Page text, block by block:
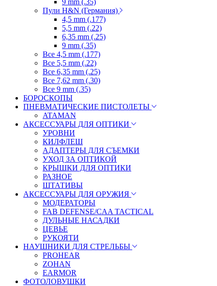
9 mm (.35)
Пули H&N (Германия)
4,5 mm (.177)
5,5 mm (.22)
6,35 mm (.25)
9 mm (.35)
Все 4,5 mm (.177)
Все 5,5 mm (.22)
Все 6,35 mm (.25)
Все 7,62 mm (.30)
Все 9 mm (.35)
БОРОСКОПЫ
ПНЕВМАТИЧЕСКИЕ ПИСТОЛЕТЫ
ATAMAN
АКСЕССУАРЫ ДЛЯ ОПТИКИ
УРОВНИ
КИЛФЛЕШ
АДАПТЕРЫ ДЛЯ СЪЕМКИ
УХОД ЗА ОПТИКОЙ
КРЫШКИ ДЛЯ ОПТИКИ
РАЗНОЕ
ШТАТИВЫ
АКСЕССУАРЫ ДЛЯ ОРУЖИЯ
МОДЕРАТОРЫ
FAB DEFENSE/CAA TACTICAL
ДУЛЬНЫЕ НАСАДКИ
ЦЕВЬЕ
РУКОЯТИ
НАУШНИКИ ДЛЯ СТРЕЛЬБЫ
PROHEAR
ZOHAN
EARMOR
ФОТОЛОВУШКИ